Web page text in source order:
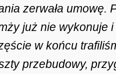
zerwała umowę.
już nie wykonuje
w końcu
przebudowy,